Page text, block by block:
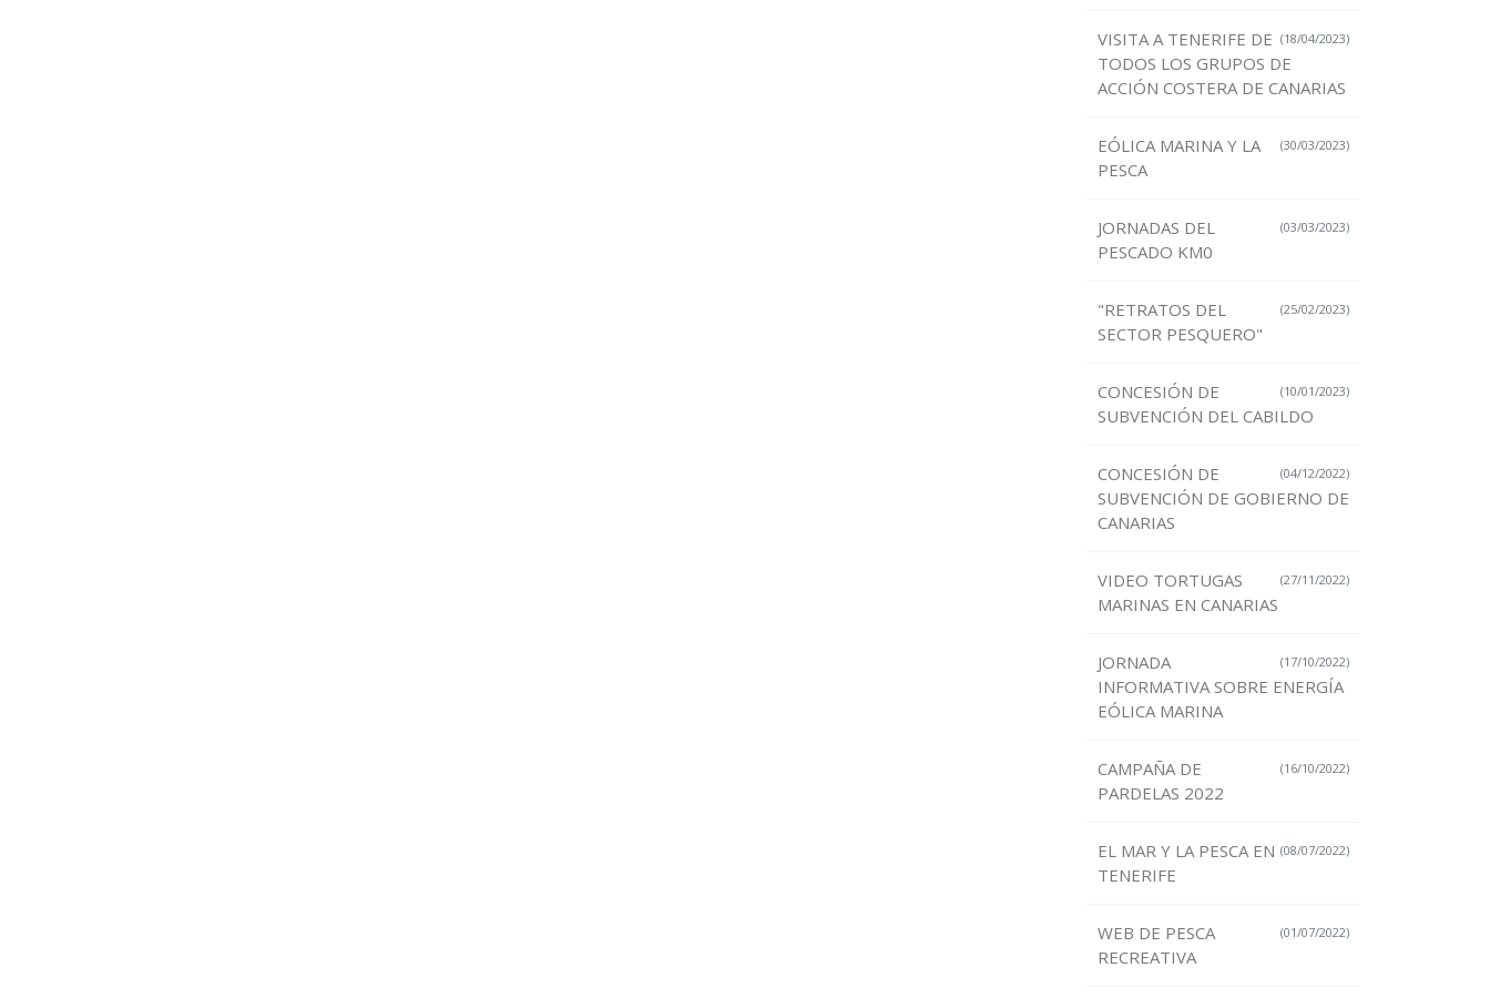
(18/04/2023)
VISITA A TENERIFE DE
TODOS LOS GRUPOS DE
ACCIÓN COSTERA DE CANARIAS
(30/03/2023)
EÓLICA MARINA Y LA
PESCA
(03/03/2023)
JORNADAS DEL
PESCADO KM0
(25/02/2023)
"RETRATOS DEL
SECTOR PESQUERO"
(10/01/2023)
CONCESIÓN DE
SUBVENCIÓN DEL CABILDO
(04/12/2022)
CONCESIÓN DE
SUBVENCIÓN DE GOBIERNO DE
CANARIAS
(27/11/2022)
VIDEO TORTUGAS
MARINAS EN CANARIAS
(17/10/2022)
JORNADA
INFORMATIVA SOBRE ENERGÍA
EÓLICA MARINA
(16/10/2022)
CAMPAÑA DE
PARDELAS 2022
(08/07/2022)
EL MAR Y LA PESCA EN
TENERIFE
(01/07/2022)
WEB DE PESCA
RECREATIVA